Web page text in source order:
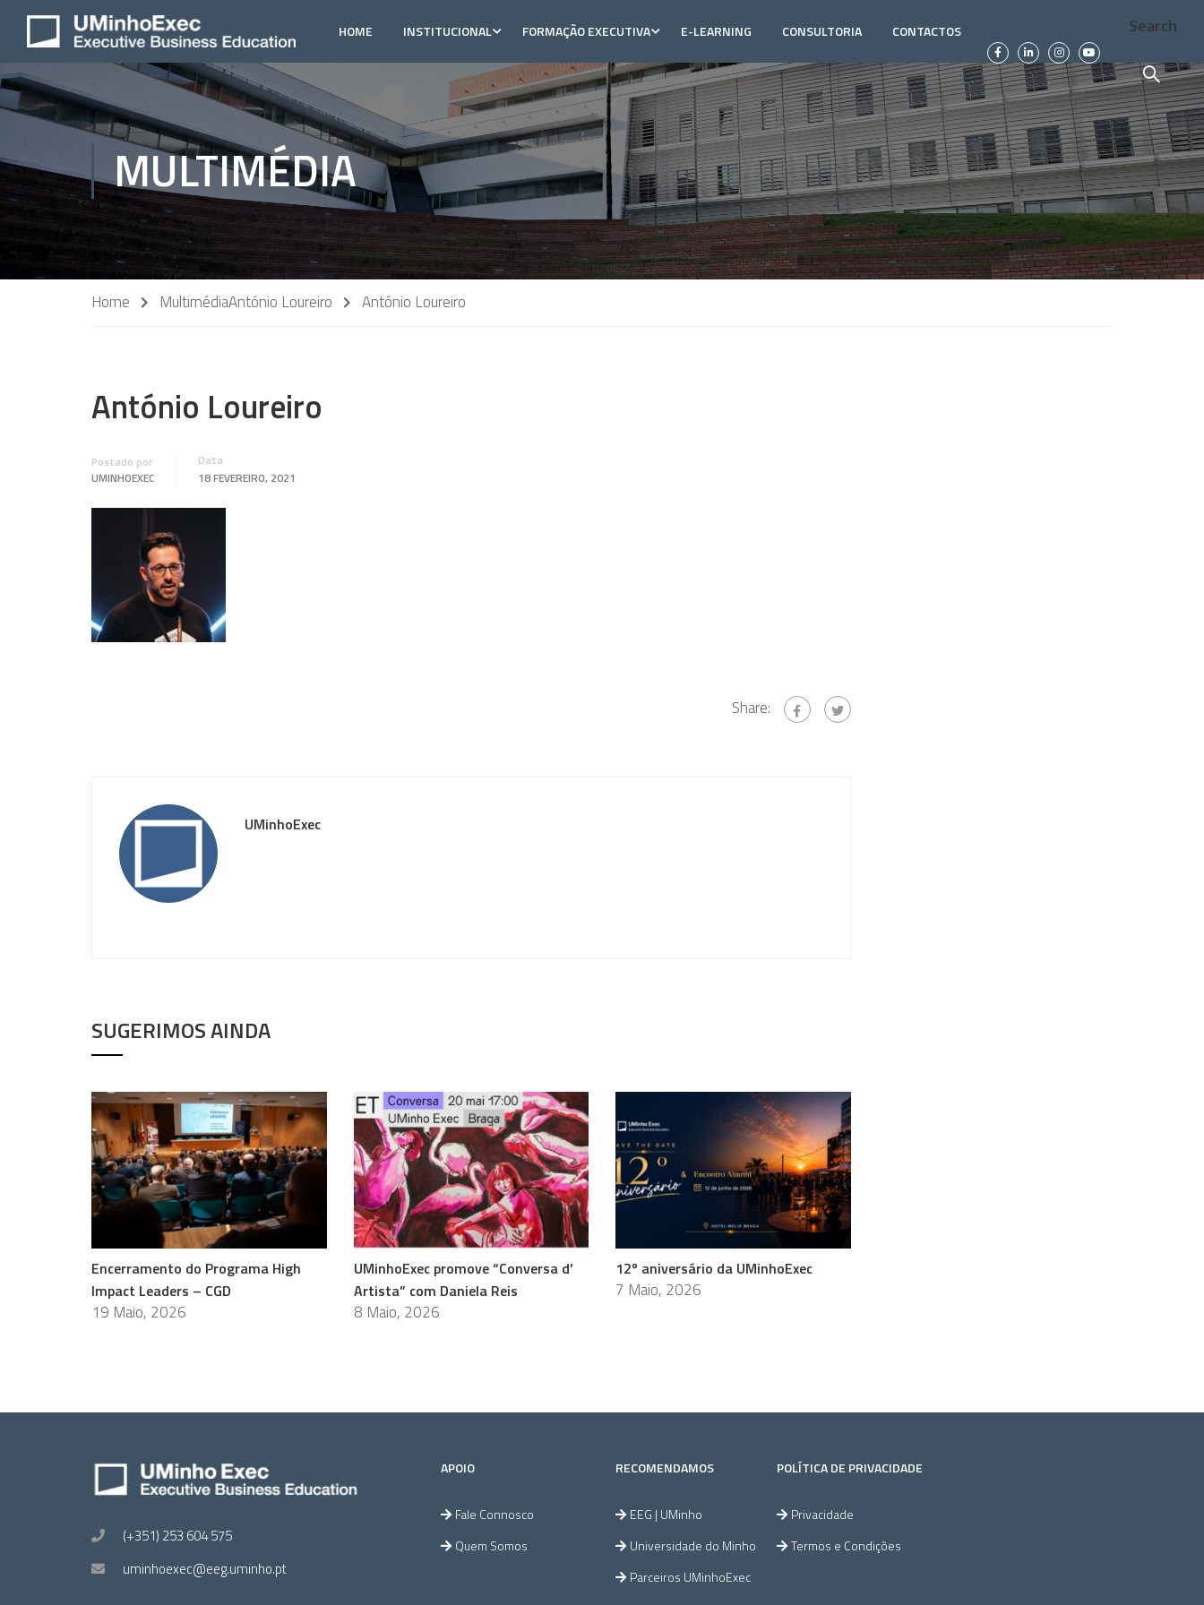
HOME INSTITUCIONAL FORMAÇÃO EXECUTIVA E-LEARNING CONSULTORIA CONTACTOS Search
MULTIMÉDIA
Home MultimédiaAntónio Loureiro António Loureiro
António Loureiro
Postado por
UMINHOEXEC
Data
18 FEVEREIRO, 2021
Share:
UMinhoExec
SUGERIMOS AINDA
Encerramento do Programa High
Impact Leaders – CGD
19 Maio, 2026
UMinhoExec promove “Conversa d’
Artista” com Daniela Reis
8 Maio, 2026
12º aniversário da UMinhoExec
7 Maio, 2026
(+351) 253 604 575
uminhoexec@eeg.uminho.pt
APOIO
Fale Connosco
Quem Somos
RECOMENDAMOS
EEG | UMinho
Universidade do Minho
Parceiros UMinhoExec
POLÍTICA DE PRIVACIDADE
Privacidade
Termos e Condições